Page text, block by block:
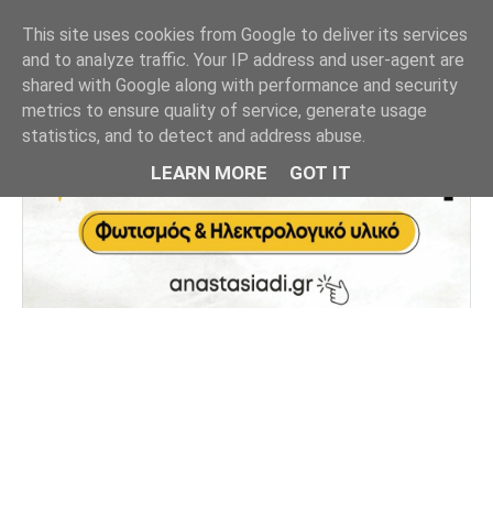
This site uses cookies from Google to deliver its services
and to analyze traffic. Your IP address and user-agent are
shared with Google along with performance and security
metrics to ensure quality of service, generate usage
statistics, and to detect and address abuse.
LEARN MORE GOT IT